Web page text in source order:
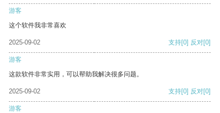
游客
这个软件我非常喜欢
2025-09-02 支持[0] 反对[0]
游客
这款软件非常实用，可以帮助我解决很多问题。
2025-09-02 支持[0] 反对[0]
游客